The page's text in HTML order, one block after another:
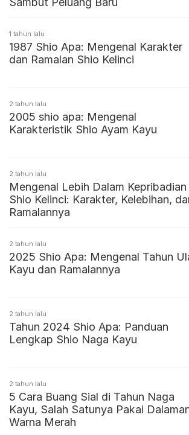
1 tahun lalu
1987 Shio Apa: Mengenal Karakter
dan Ramalan Shio Kelinci
2 tahun lalu
2005 shio apa: Mengenal
Karakteristik Shio Ayam Kayu
2 tahun lalu
Mengenal Lebih Dalam Kepribadian
Shio Kelinci: Karakter, Kelebihan,
Ramalannya
2 tahun lalu
2025 Shio Apa: Mengenal Tahun
Kayu dan Ramalannya
2 tahun lalu
Tahun 2024 Shio Apa: Panduan
Lengkap Shio Naga Kayu
2 tahun lalu
5 Cara Buang Sial di Tahun Naga
Kayu, Salah Satunya Pakai
Warna Merah